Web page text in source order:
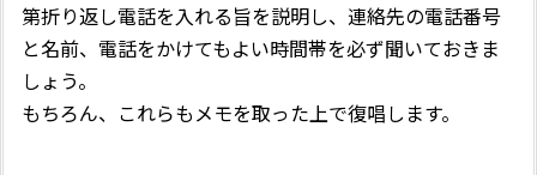
第折り返し電話を入れる旨を説明し、連絡先の電話番号
と名前、電話をかけてもよい時間帯を必ず聞いておきま
しょう。
もちろん、これらもメモを取った上で復唱します。